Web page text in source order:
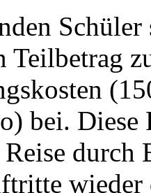
Teilbetrag
bei.
durch
wieder